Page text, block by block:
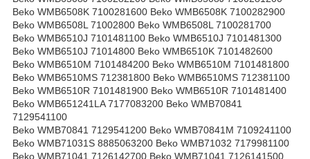
Beko WMB6508K 7100281600 Beko WMB6508K 7100282900
Beko WMB6508L 71002800 Beko WMB6508L 7100281700
Beko WMB6510J 7101481100 Beko WMB6510J 7101481300
Beko WMB6510J 71014800 Beko WMB6510K 7101482600
Beko WMB6510M 7101484200 Beko WMB6510M 7101481800
Beko WMB6510MS 712381800 Beko WMB6510MS 712381100
Beko WMB6510R 7101481900 Beko WMB6510R 7101481400
Beko WMB651241LA 7177083200 Beko WMB70841
7129541100
Beko WMB70841 7129541200 Beko WMB70841M 7109241100
Beko WMB71031S 8885063200 Beko WMB71032 7179981100
Beko WMB71041 7126142700 Beko WMB71041 7126141500